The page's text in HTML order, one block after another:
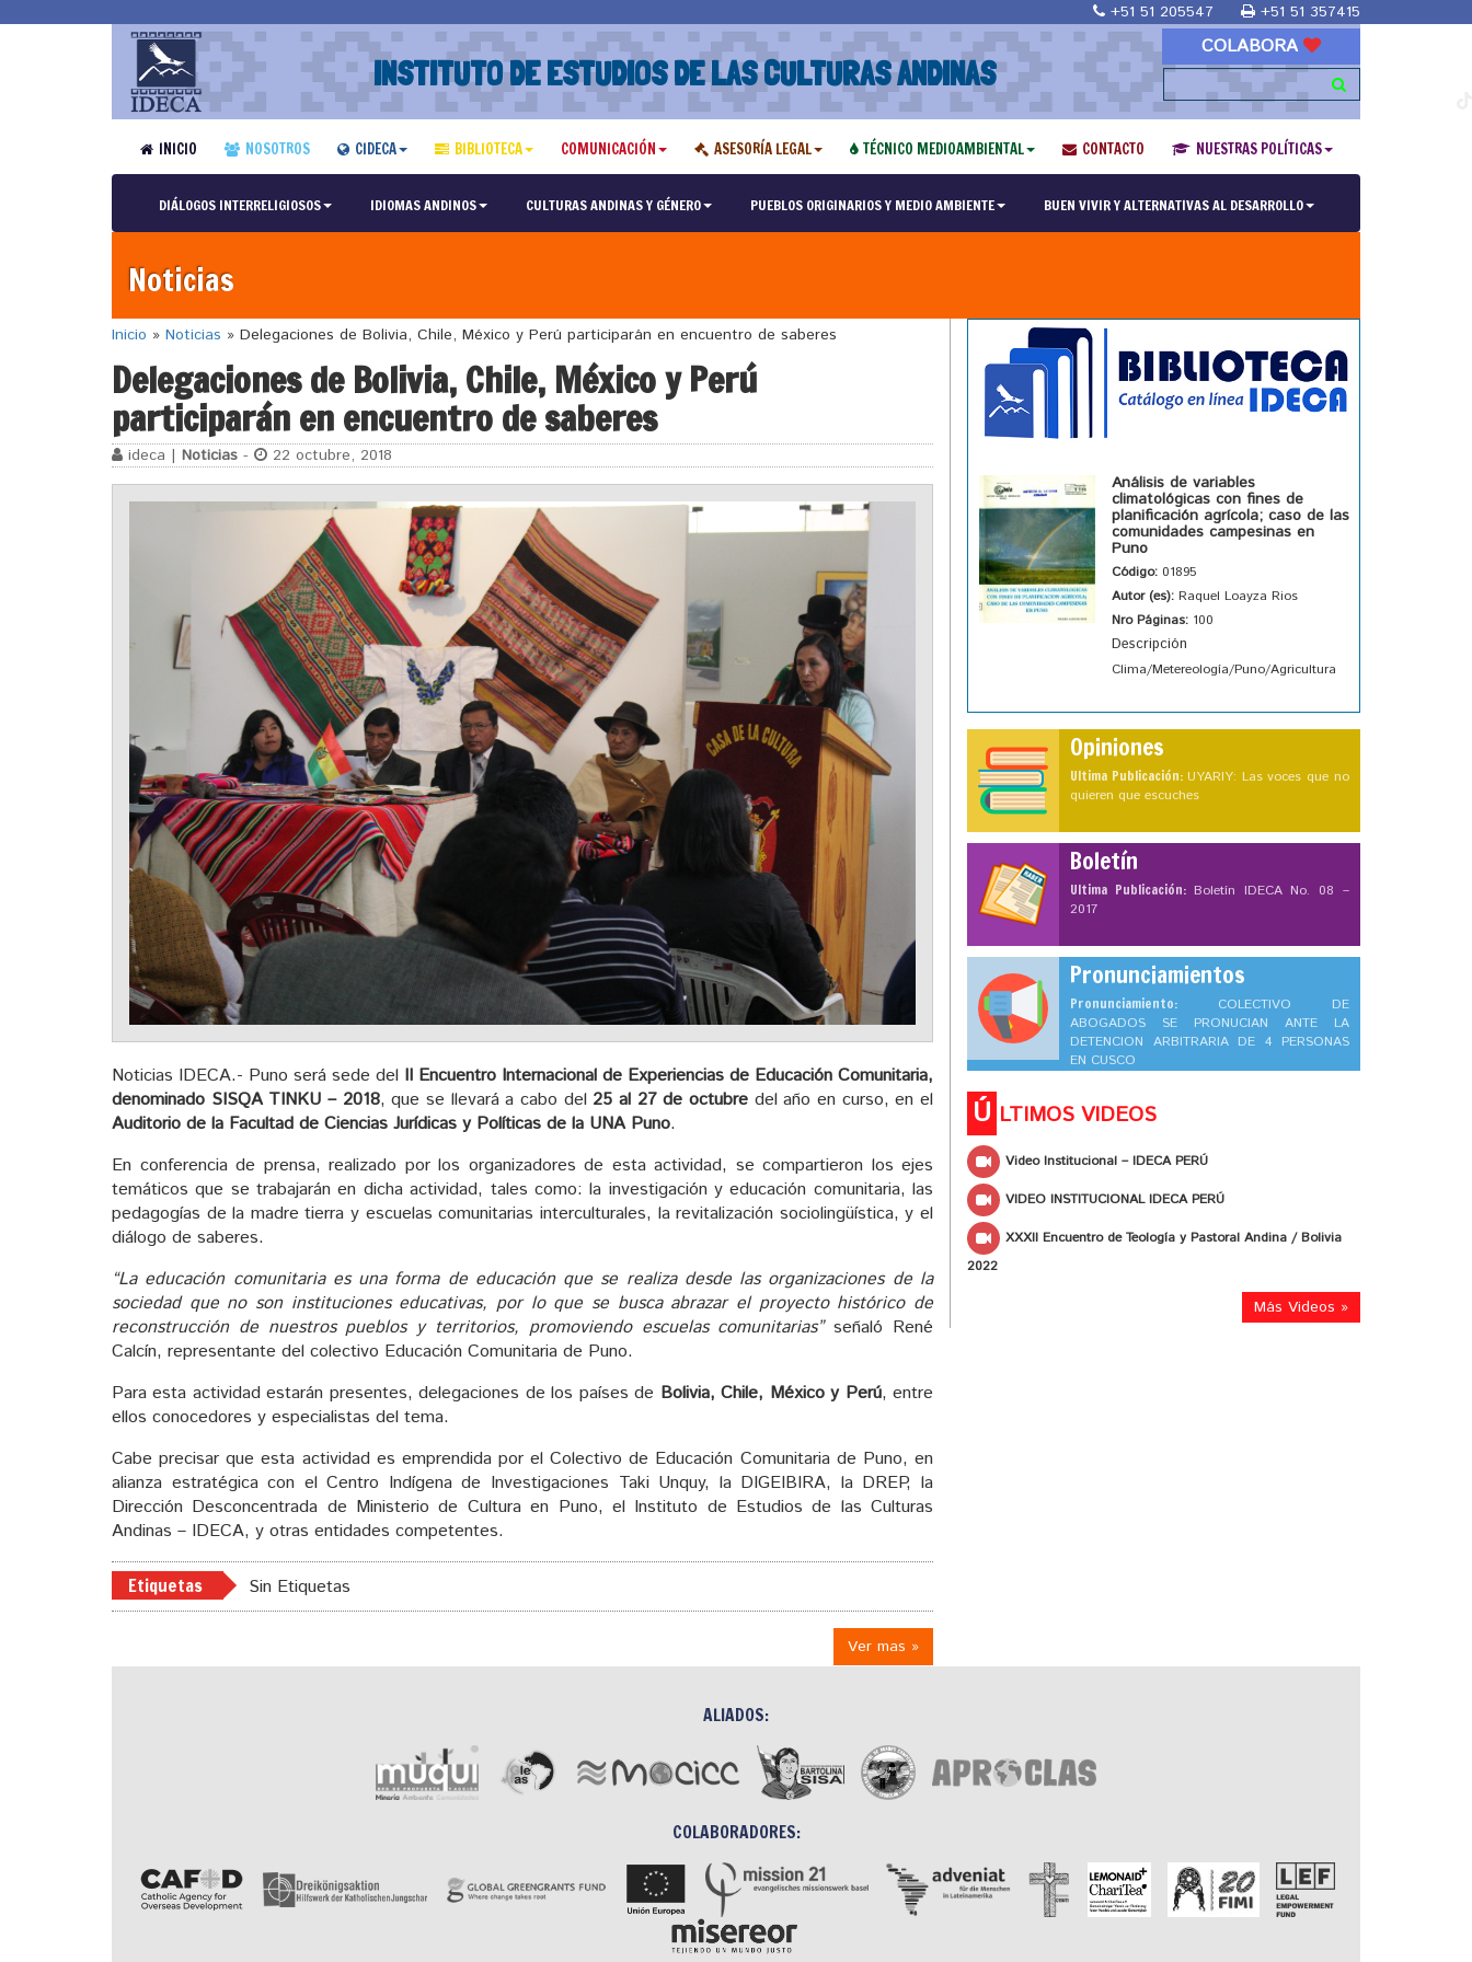
+51 51 205547 +51 51 357415
INSTITUTO DE ESTUDIOS DE LAS CULTURAS ANDINAS
COLABORA
INICIO NOSOTROS CIDECA BIBLIOTECA COMUNICACIÓN ASESORÍA LEGAL TÉCNICO MEDIOAMBIENTAL CONTACTO NUESTRAS POLÍTICAS
DIÁLOGOS INTERRELIGIOSOS IDIOMAS ANDINOS CULTURAS ANDINAS Y GÉNERO PUEBLOS ORIGINARIOS Y MEDIO AMBIENTE BUEN VIVIR Y ALTERNATIVAS AL DESARROLLO
Noticias
Inicio » Noticias » Delegaciones de Bolivia, Chile, México y Perú participarán en encuentro de saberes
Delegaciones de Bolivia, Chile, México y Perú
participarán en encuentro de saberes
ideca | Noticias - 22 octubre, 2018
Noticias IDECA.- Puno será sede del II Encuentro Internacional de Experiencias de Educación Comunitaria,
denominado SISQA TINKU – 2018, que se llevará a cabo del 25 al 27 de octubre del año en curso, en el
Auditorio de la Facultad de Ciencias Jurídicas y Políticas de la UNA Puno.
En conferencia de prensa, realizado por los organizadores de esta actividad, se compartieron los ejes
temáticos que se trabajarán en dicha actividad, tales como: la investigación y educación comunitaria, las
pedagogías de la madre tierra y escuelas comunitarias interculturales, la revitalización sociolingüística, y el
diálogo de saberes.
“La educación comunitaria es una forma de educación que se realiza desde las organizaciones de la
sociedad que no son instituciones educativas, por lo que se busca abrazar el proyecto histórico de
reconstrucción de nuestros pueblos y territorios, promoviendo escuelas comunitarias”señaló René
Calcín, representante del colectivo Educación Comunitaria de Puno.
Para esta actividad estarán presentes, delegaciones de los países de Bolivia, Chile, México y Perú, entre
ellos conocedores y especialistas del tema.
Cabe precisar que esta actividad es emprendida por el Colectivo de Educación Comunitaria de Puno, en
alianza estratégica con el Centro Indígena de Investigaciones Taki Unquy, la DIGEIBIRA, la DREP, la
Dirección Desconcentrada de Ministerio de Cultura en Puno, el Instituto de Estudios de las Culturas
Andinas – IDECA, y otras entidades competentes.
Etiquetas Sin Etiquetas
Ver mas »
Análisis de variables
climatológicas con fines de
planificación agrícola; caso de las
comunidades campesinas en
Puno
Código: 01895
Autor (es): Raquel Loayza Rios
Nro Páginas: 100
Descripción
Clima/Metereología/Puno/Agricultura
Opiniones
Ultima Publicación: UYARIY: Las voces que no
quieren que escuches
Boletín
Ultima Publicación: Boletín IDECA No. 08 –
2017
Pronunciamientos
Pronunciamiento: COLECTIVO DE
ABOGADOS SE PRONUCIAN ANTE LA
DETENCION ARBITRARIA DE 4 PERSONAS
EN CUSCO
Ú LTIMOS VIDEOS
Video Institucional – IDECA PERÚ
VIDEO INSTITUCIONAL IDECA PERÚ
XXXII Encuentro de Teología y Pastoral Andina / Bolivia
2022
Más Videos »
ALIADOS:
COLABORADORES: